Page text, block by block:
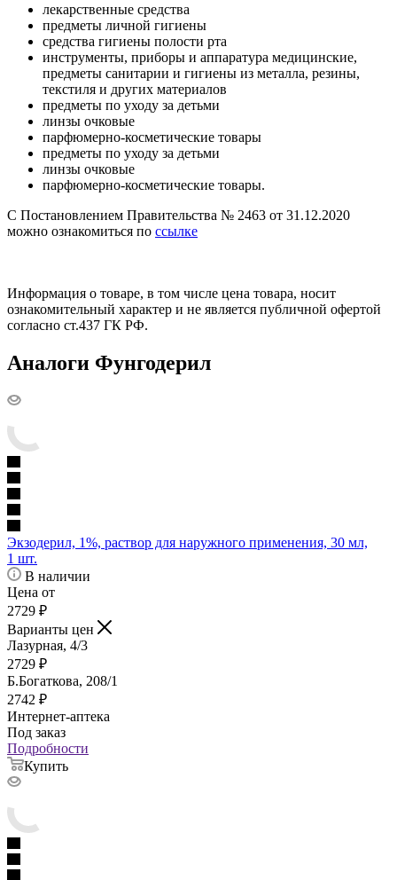
лекарственные средства
предметы личной гигиены
средства гигиены полости рта
инструменты, приборы и аппаратура медицинские,
предметы санитарии и гигиены из металла, резины,
текстиля и других материалов
предметы по уходу за детьми
линзы очковые
парфюмерно-косметические товары
предметы по уходу за детьми
линзы очковые
парфюмерно-косметические товары.
С Постановлением Правительства № 2463 от 31.12.2020
можно ознакомиться по ссылке
Информация о товаре, в том числе цена товара, носит
ознакомительный характер и не является публичной офертой
согласно ст.437 ГК РФ.
Аналоги Фунгодерил
Экзодерил, 1%, раствор для наружного применения, 30 мл,
1 шт.
В наличии
Цена от
2729 ₽
Варианты цен
Лазурная, 4/3
2729 ₽
Б.Богаткова, 208/1
2742 ₽
Интернет-аптека
Под заказ
Подробности
Купить